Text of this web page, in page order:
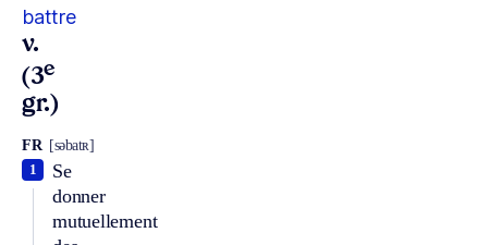
battre
v.
(3e
gr.)
FR [səbatʀ]
Se
donner
mutuellement
1